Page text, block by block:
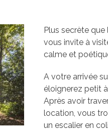
Plus secrète que
vous invite à
calme et
A votre arrivée
éloignerez petit
Après avoir
location, vous
un escalier en